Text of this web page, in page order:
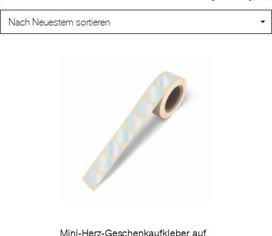
Mini-Herz-Geschenkaufkleber auf